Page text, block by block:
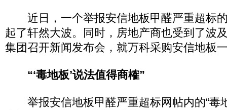
近日，一个举报安信地板甲醛严重超标
起了轩然大波。同时，房地产商也受到了波
集团召开新闻发布会，就万科采购安信地板
“‘毒地板’说法值得商榷”
举报安信地板甲醛严重超标网帖内的“毒